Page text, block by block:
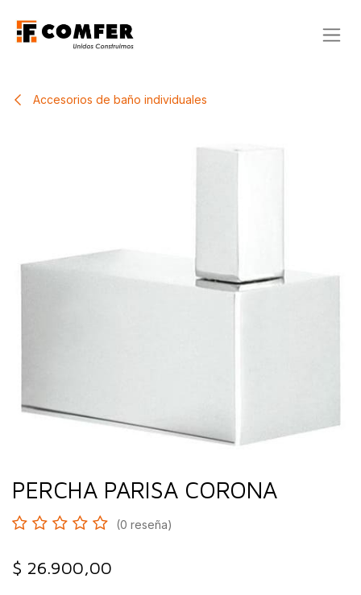
Accesorios de baño individuales
PERCHA PARISA CORONA
(0 reseña)
$ 26.900,00